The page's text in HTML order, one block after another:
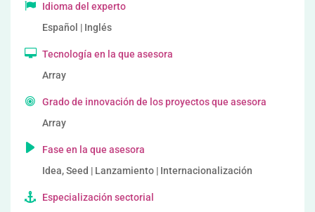
Idioma del experto
Español | Inglés
Tecnología en la que asesora
Array
Grado de innovación de los proyectos que asesora
Array
Fase en la que asesora
Idea, Seed | Lanzamiento | Internacionalización
Especialización sectorial